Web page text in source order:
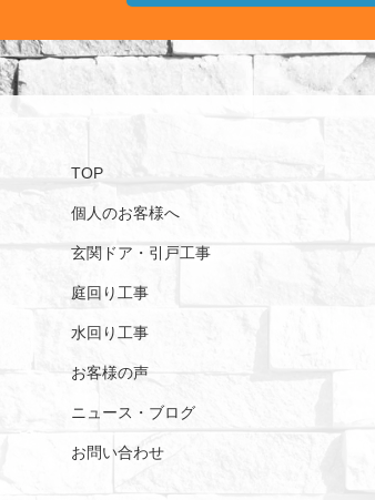
TOP
個人のお客様へ
玄関ドア・引戸工事
庭回り工事
水回り工事
お客様の声
ニュース・ブログ
お問い合わせ